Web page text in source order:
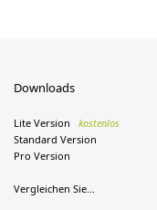
Downloads
Lite Version
kostenlos
Standard Version
Pro Version
Vergleichen Sie...